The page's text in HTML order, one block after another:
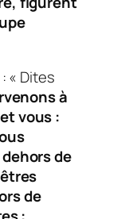
« Dites
à
vous :
de
de